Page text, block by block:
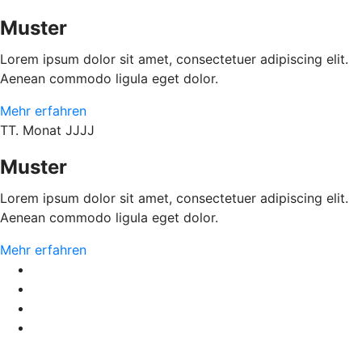
Muster
Lorem ipsum dolor sit amet, consectetuer adipiscing elit.
Aenean commodo ligula eget dolor.
Mehr erfahren
TT. Monat JJJJ
Muster
Lorem ipsum dolor sit amet, consectetuer adipiscing elit.
Aenean commodo ligula eget dolor.
Mehr erfahren